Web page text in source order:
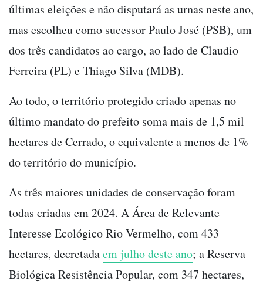
últimas eleições e não disputará as urnas neste ano,
mas escolheu como sucessor Paulo José (PSB), um
dos três candidatos ao cargo, ao lado de Claudio
Ferreira (PL) e Thiago Silva (MDB).
Ao todo, o território protegido criado apenas no
último mandato do prefeito soma mais de 1,5 mil
hectares de Cerrado, o equivalente a menos de 1%
do território do município.
As três maiores unidades de conservação foram
todas criadas em 2024. A Área de Relevante
Interesse Ecológico Rio Vermelho, com 433
hectares, decretadaem julho deste ano; a Reserva
Biológica Resistência Popular, com 347 hectares,